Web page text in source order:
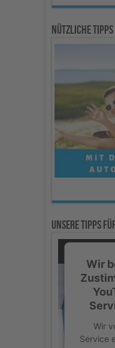
Nützliche
Unsere Tipps
Wir
Wir
Service